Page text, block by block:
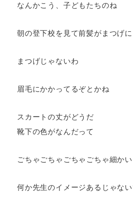
なんかこう、子どもたちのね
朝の登下校を見て前髪がまつげ
まつげじゃないわ
眉毛にかかってるぞとかね
スカートの丈がどうだ
靴下の色がなんだって
ごちゃごちゃごちゃごちゃ細か
何か先生のイメージあるじゃな